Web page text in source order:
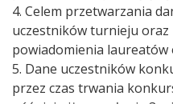
4. Celem przetwarzania
uczestników turnieju oraz
powiadomienia laureatów
5. Dane uczestników
przez czas trwania